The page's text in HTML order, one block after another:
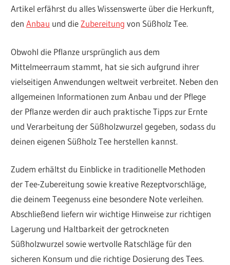
Artikel erfährst du alles Wissenswerte über die Herkunft,
denAnbau und dieZubereitung von Süßholz Tee.
Obwohl die Pflanze ursprünglich aus dem
Mittelmeerraum stammt, hat sie sich aufgrund ihrer
vielseitigen Anwendungen weltweit verbreitet. Neben den
allgemeinen Informationen zum Anbau und der Pflege
der Pflanze werden dir auch praktische Tipps zur Ernte
und Verarbeitung der Süßholzwurzel gegeben, sodass du
deinen eigenen Süßholz Tee herstellen kannst.
Zudem erhältst du Einblicke in traditionelle Methoden
der Tee-Zubereitung sowie kreative Rezeptvorschläge,
die deinem Teegenuss eine besondere Note verleihen.
Abschließend liefern wir wichtige Hinweise zur richtigen
Lagerung und Haltbarkeit der getrockneten
Süßholzwurzel sowie wertvolle Ratschläge für den
sicheren Konsum und die richtige Dosierung des Tees.